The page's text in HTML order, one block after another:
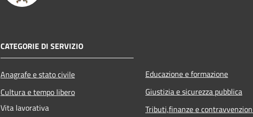
CATEGORIE DI SERVIZIO
Anagrafe e stato civile
Cultura e tempo libero
Vita lavorativa
Educazione e formazione
Giustizia e sicurezza pubblica
Tributi,finanze e